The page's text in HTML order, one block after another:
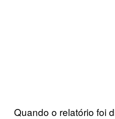
Quando o relatório foi